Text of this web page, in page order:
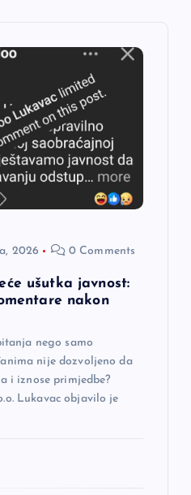
2026 0 Comments
ušutka javnost:
nakon
nego samo
nije dozvoljeno da
i iznose primjedbe?
Lukavac objavilo je